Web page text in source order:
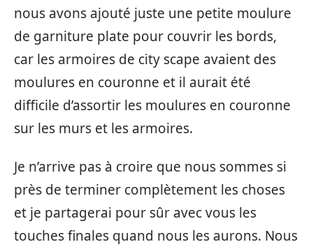
nous avons ajouté juste une petite moulure
de garniture plate pour couvrir les bords,
car les armoires de city scape avaient des
moulures en couronne et il aurait été
difficile d’assortir les moulures en couronne
sur les murs et les armoires.
Je n’arrive pas à croire que nous sommes si
près de terminer complètement les choses
et je partagerai pour sûr avec vous les
touches finales quand nous les aurons. Nous